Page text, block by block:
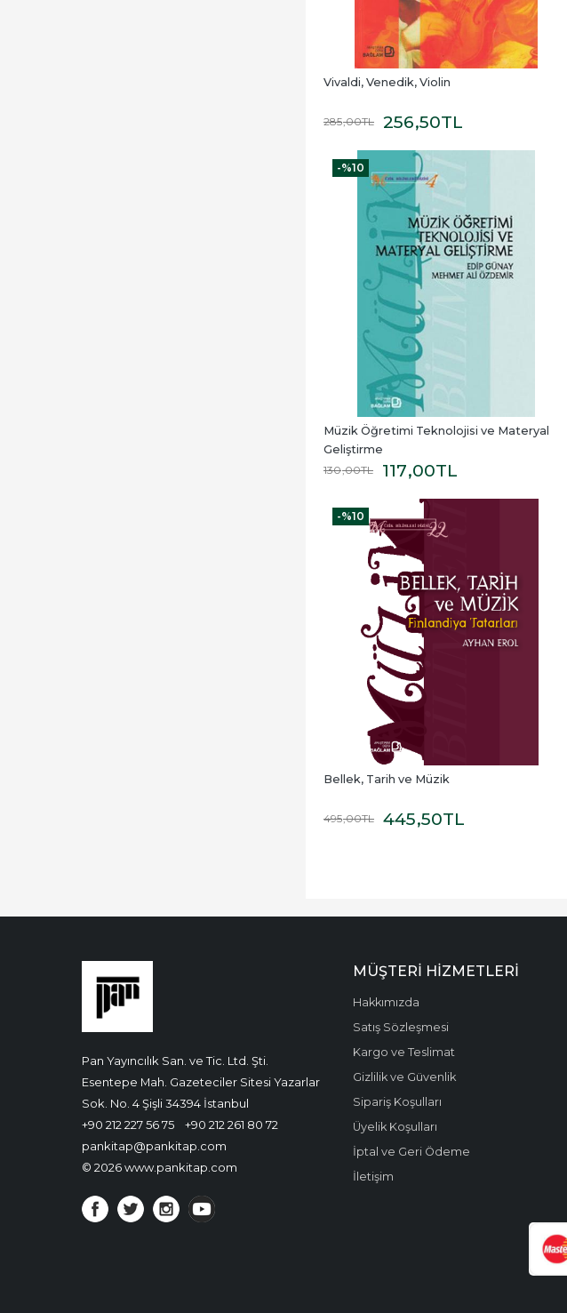
Vivaldi, Venedik, Violin
285,00TL 256,50TL
-%10
Müzik Öğretimi Teknolojisi ve Materyal
Geliştirme
130,00TL 117,00TL
-%10
Bellek, Tarih ve Müzik
495,00TL 445,50TL
Pan Yayıncılık San. ve Tic. Ltd. Şti.
Esentepe Mah. Gazeteciler Sitesi Yazarlar
Sok. No. 4 Şişli 34394 İstanbul
+90 212 227 56 75
+90 212 261 80 72
pankitap@pankitap.com
© 2026 www.pankitap.com
MÜŞTERI HIZMETLERI
Hakkımızda
Satış Sözleşmesi
Kargo ve Teslimat
Gizlilik ve Güvenlik
Sipariş Koşulları
Üyelik Koşulları
İptal ve Geri Ödeme
İletişim